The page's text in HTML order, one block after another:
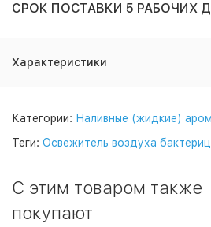
СРОК ПОСТАВКИ 5 РАБОЧИХ
Характеристики
Категории: Наливные (жидкие)
Теги: Освежитель воздуха
C этим товаром также
покупают